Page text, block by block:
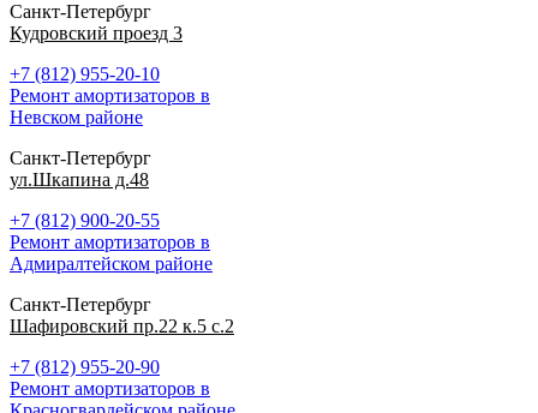
Санкт-Петербург
Кудровский проезд 3
+7 (812) 955-20-10
Ремонт амортизаторов в
Невском районе
Санкт-Петербург
ул.Шкапина д.48
+7 (812) 900-20-55
Ремонт амортизаторов в
Адмиралтейском районе
Санкт-Петербург
Шафировский пр.22 к.5 с.2
+7 (812) 955-20-90
Ремонт амортизаторов в